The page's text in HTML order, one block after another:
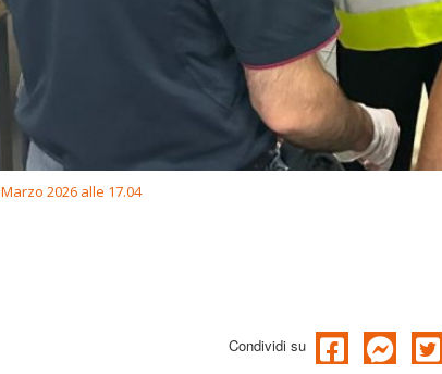
2026 alle 17.04
Condividi su